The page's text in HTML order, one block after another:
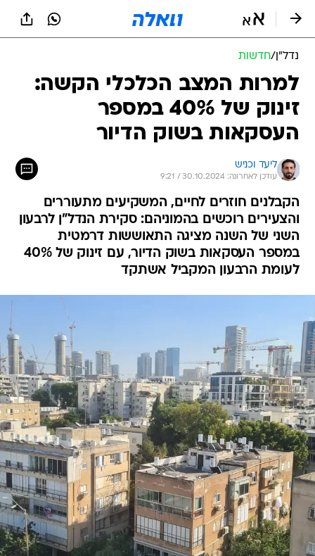
נדל״ן/חדשות
למרות המצב הכלכלי הקשה:
זינוק של 40% במספר
העסקאות בשוק הדיור
ליעד וכניש
עודכן לאחרונה: 30.10.2024 / 9:21
הקבלנים חוזרים לחיים, המשקיעים מתעוררים
והצעירים רוכשים בהמוניהם: סקירת הנדל"ן לרבעון
השני של השנה מציגה התאוששות דרמטית
במספר העסקאות בשוק הדיור, עם זינוק של 40%
לעומת הרבעון המקביל אשתקד